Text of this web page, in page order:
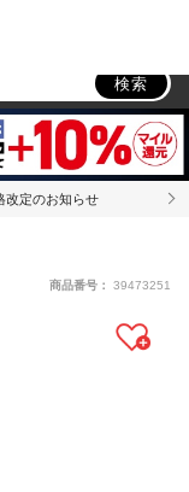
検索
改定のお知らせ
商品番号： 39473251